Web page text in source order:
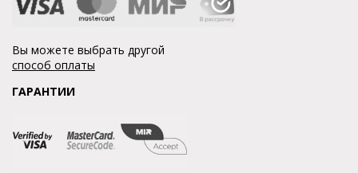
Вы можете выбрать другой
способ оплаты
ГАРАНТИИ